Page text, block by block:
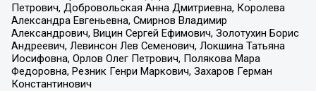
Петрович, Добровольская Анна Дмитриевна, Королева
Александра Евгеньевна, Смирнов Владимир
Александрович, Вицин Сергей Ефимович, Золотухин Борис
Андреевич, Левинсон Лев Семенович, Локшина Татьяна
Иосифовна, Орлов Олег Петрович, Полякова Мара
Федоровна, Резник Генри Маркович, Захаров Герман
Константинович